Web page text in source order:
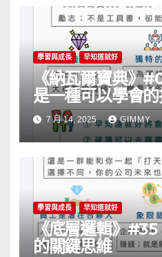
學習與成長 早知道就好
《納瓦爾寶典》
是一種可以學會
7 月 14, 2025 GIMMY
學習與成長 早知道就好
《底層邏輯》#35
的關鍵思維